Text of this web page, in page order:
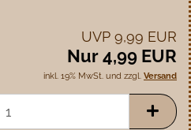
UVP 9,99 EUR
Nur 4,99 EUR
inkl. 19% MwSt. und zzgl. Versand